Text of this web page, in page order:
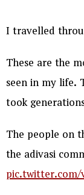
I travelled
These are the
seen in my
took
The people on
the adivasi